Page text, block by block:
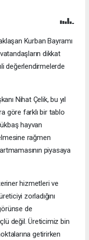
Kurban Bayramı
dikkat
değerlendirmelerde
Nihat Çelik, bu yıl
göre farklı bir tablo
hayvan
rağmen
piyasaya
hizmetleri ve
zorladığını
de
değil. Üreticimiz bin
getirirken